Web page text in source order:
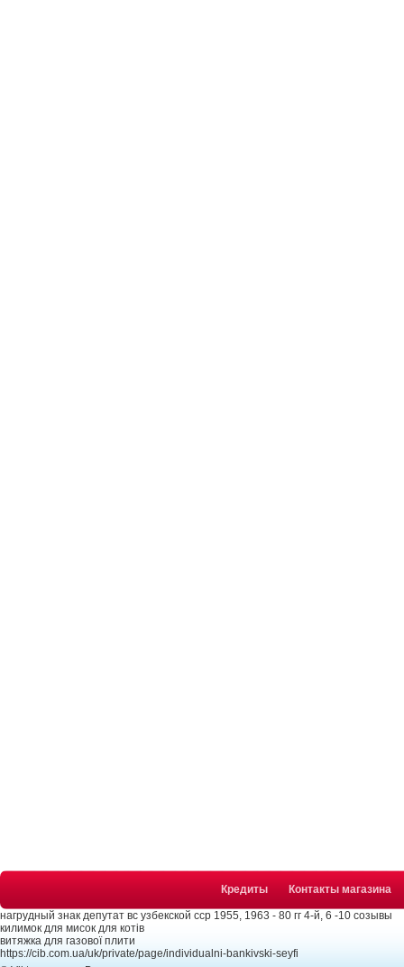
Кредиты Контакты магазина
нагрудный знак депутат вс узбекской сср 1955, 1963 - 80 гг 4-й, 6 -10 созывы
килимок для мисок для котів
витяжка для газової плити
https://cib.com.ua/uk/private/page/individualni-bankivski-seyfi